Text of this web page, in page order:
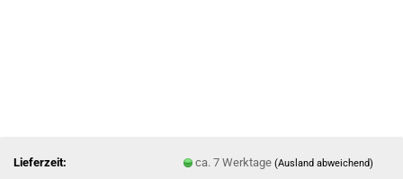
Lieferzeit: ca. 7 Werktage(Ausland abweichend)